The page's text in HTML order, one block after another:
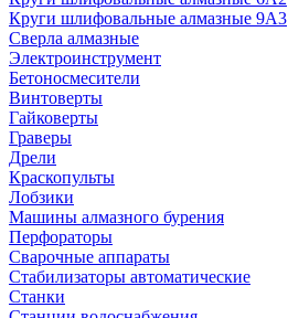
Круги шлифовальные алмазные 9А3
Сверла алмазные
Электроинструмент
Бетоносмесители
Винтоверты
Гайковерты
Граверы
Дрели
Краскопульты
Лобзики
Машины алмазного бурения
Перфораторы
Сварочные аппараты
Стабилизаторы автоматические
Станки